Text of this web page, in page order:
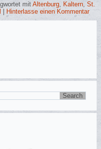
mit Altenburg, Kaltern,St.
Hinterlasse einen Kommentar